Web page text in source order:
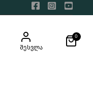
შესვლა
0